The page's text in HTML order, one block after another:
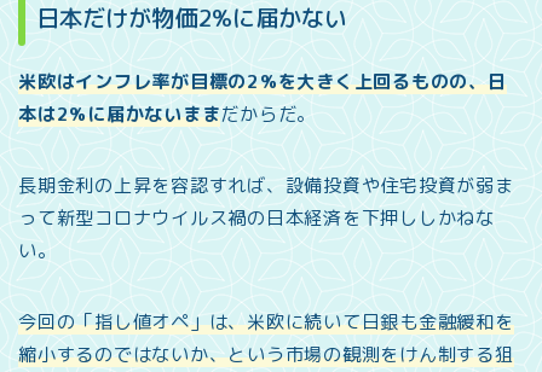
日本だけが物価2%に届かない
米欧はインフレ率が目標の2%を大きく上回るものの、日
本は2%に届かないままだからだ。
長期金利の上昇を容認すれば、設備投資や住宅投資が弱ま
って新型コロナウイルス禍の日本経済を下押ししかねな
い。
今回の「指し値オペ」は、米欧に続いて日銀も金融緩和を
縮小するのではないか、という市場の観測をけん制する狙